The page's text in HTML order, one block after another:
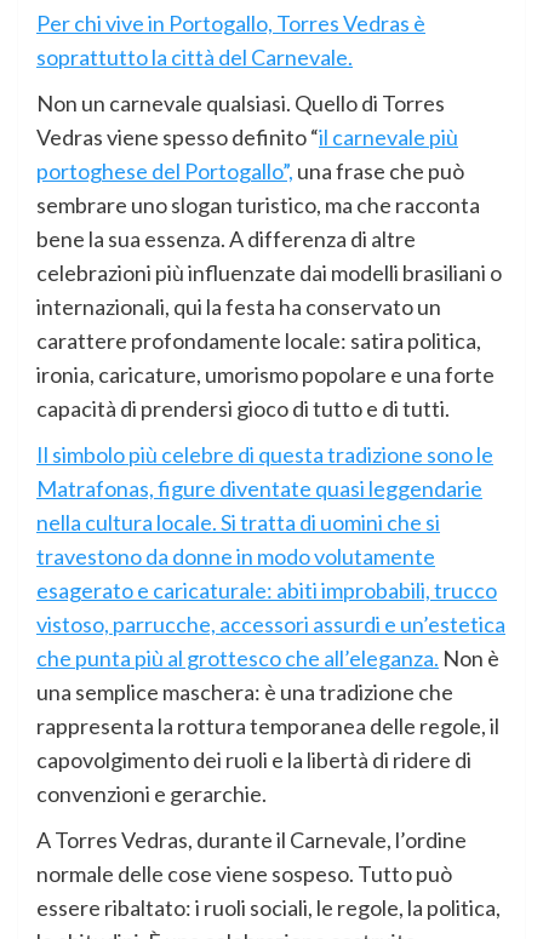
Per chi vive in Portogallo, Torres Vedras è
soprattutto la città del Carnevale.
Non un carnevale qualsiasi. Quello di Torres
Vedras viene spesso definito “il carnevale più
portoghese del Portogallo”, una frase che può
sembrare uno slogan turistico, ma che racconta
bene la sua essenza. A differenza di altre
celebrazioni più influenzate dai modelli brasiliani o
internazionali, qui la festa ha conservato un
carattere profondamente locale: satira politica,
ironia, caricature, umorismo popolare e una forte
capacità di prendersi gioco di tutto e di tutti.
Il simbolo più celebre di questa tradizione sono le
Matrafonas, figure diventate quasi leggendarie
nella cultura locale. Si tratta di uomini che si
travestono da donne in modo volutamente
esagerato e caricaturale: abiti improbabili, trucco
vistoso, parrucche, accessori assurdi e un’estetica
che punta più al grottesco che all’eleganza. Non è
una semplice maschera: è una tradizione che
rappresenta la rottura temporanea delle regole, il
capovolgimento dei ruoli e la libertà di ridere di
convenzioni e gerarchie.
A Torres Vedras, durante il Carnevale, l’ordine
normale delle cose viene sospeso. Tutto può
essere ribaltato: i ruoli sociali, le regole, la politica,